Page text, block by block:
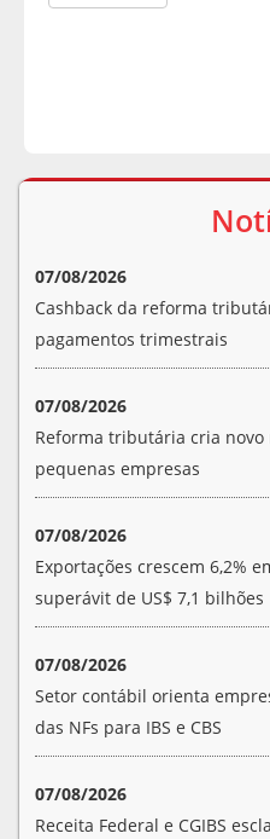
07/08/2026
Cashback da reforma
pagamentos trimestrais
07/08/2026
Reforma tributária cria
pequenas empresas
07/08/2026
Exportações crescem 6,2%
superávit de US$ 7,1 bilhões
07/08/2026
Setor contábil orienta
das NFs para IBS e CBS
07/08/2026
Receita Federal e CGIBS